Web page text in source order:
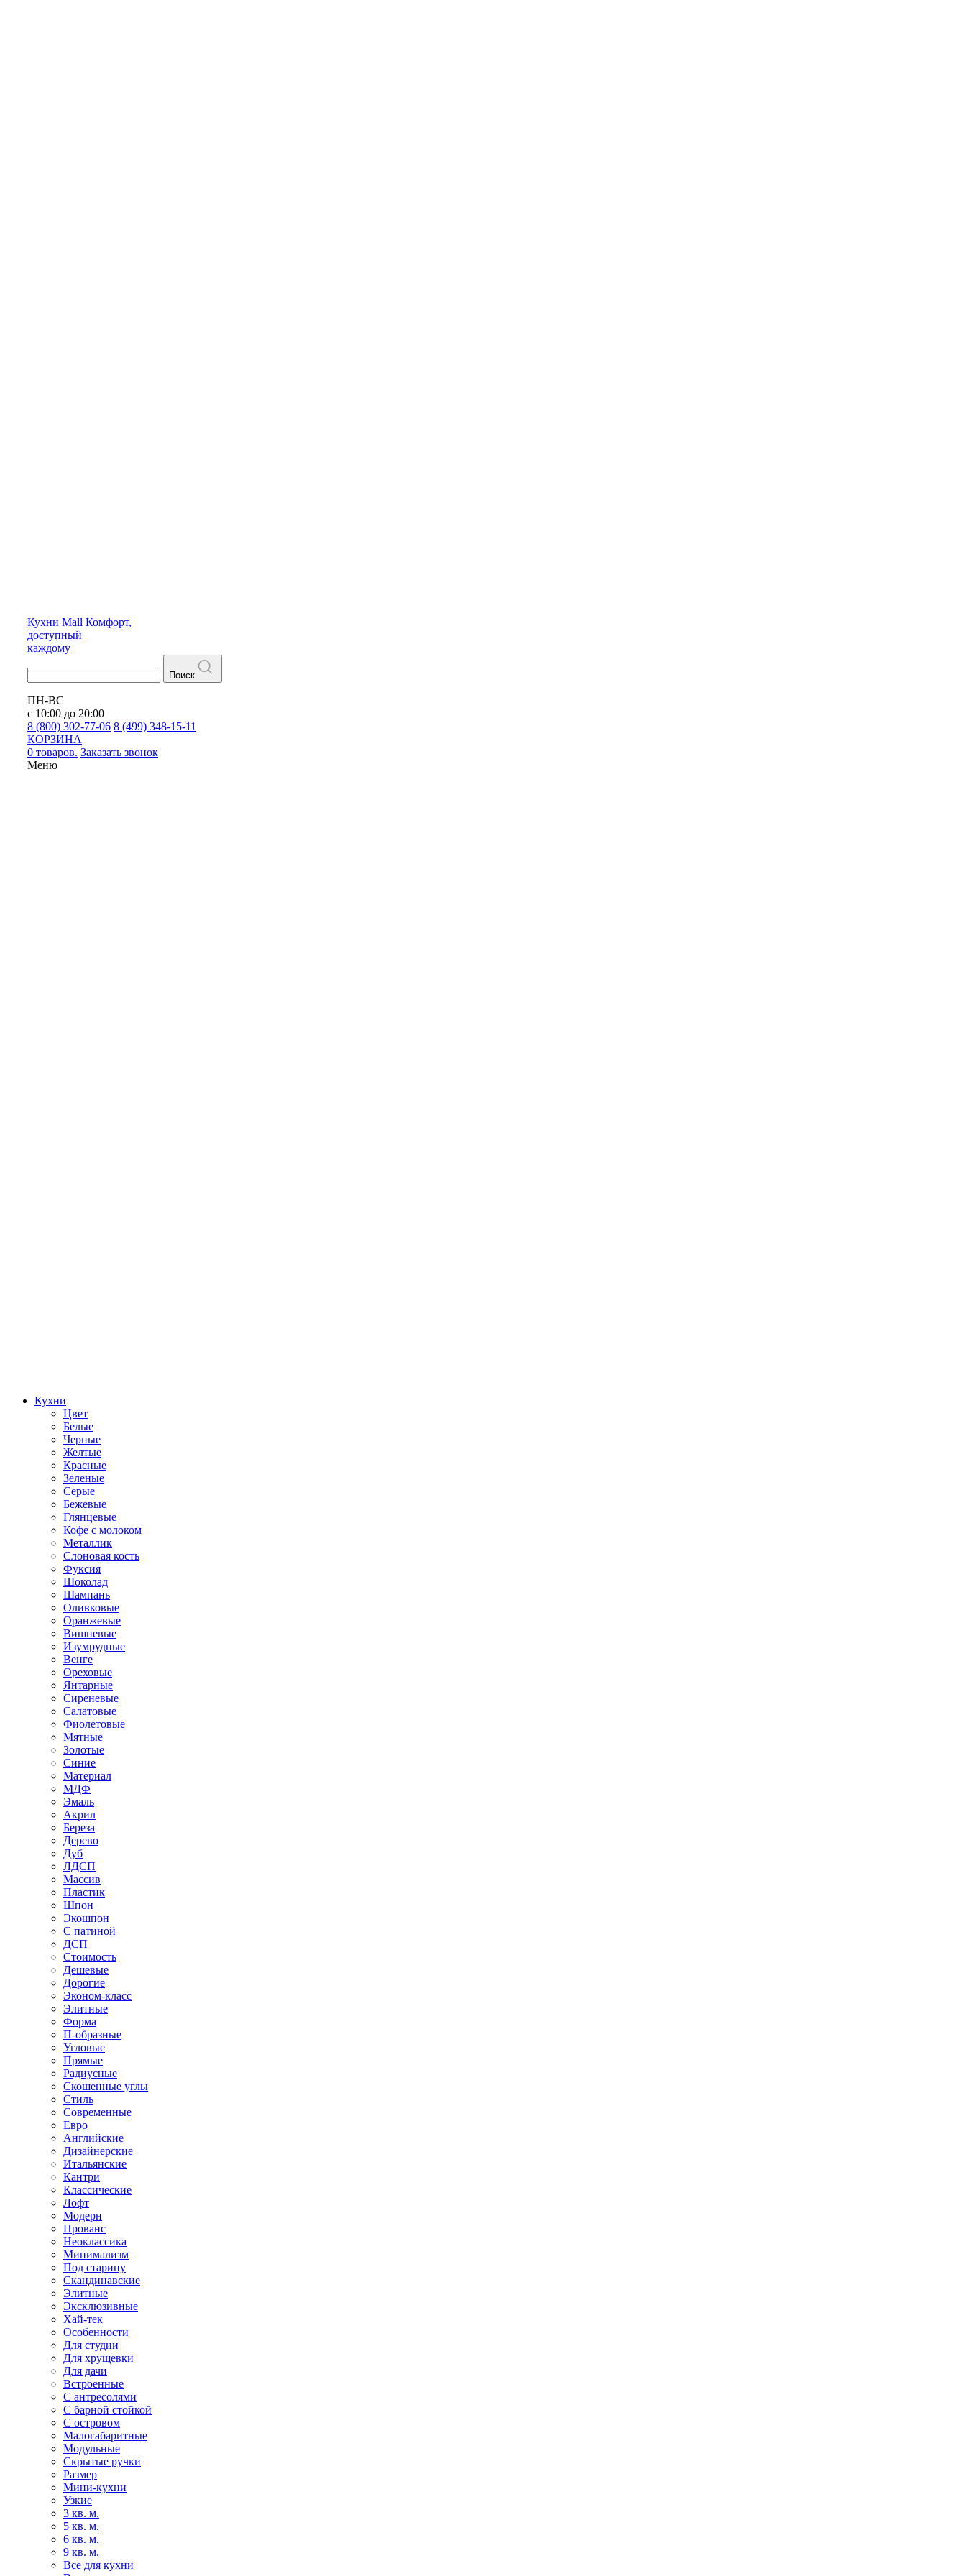
Кухни Mall Комфорт,
доступный
каждому
Поиск
ПН-ВС
с 10:00 до 20:00
8 (800) 302-77-06 8 (499) 348-15-11
КОРЗИНА
0 товаров. Заказать звонок
Меню
Кухни
Цвет
Белые
Черные
Желтые
Красные
Зеленые
Серые
Бежевые
Глянцевые
Кофе с молоком
Металлик
Слоновая кость
Фуксия
Шоколад
Шампань
Оливковые
Оранжевые
Вишневые
Изумрудные
Венге
Ореховые
Янтарные
Сиреневые
Салатовые
Фиолетовые
Мятные
Золотые
Синие
Материал
МДФ
Эмаль
Акрил
Береза
Дерево
Дуб
ЛДСП
Массив
Пластик
Шпон
Экошпон
С патиной
ДСП
Стоимость
Дешевые
Дорогие
Эконом-класс
Элитные
Форма
П-образные
Угловые
Прямые
Радиусные
Скошенные углы
Стиль
Современные
Евро
Английские
Дизайнерские
Итальянские
Кантри
Классические
Лофт
Модерн
Прованс
Неоклассика
Минимализм
Под старину
Скандинавские
Элитные
Эксклюзивные
Хай-тек
Особенности
Для студии
Для хрущевки
Для дачи
Встроенные
С антресолями
С барной стойкой
С островом
Малогабаритные
Модульные
Скрытые ручки
Размер
Мини-кухни
Узкие
3 кв. м.
5 кв. м.
6 кв. м.
9 кв. м.
Все для кухни